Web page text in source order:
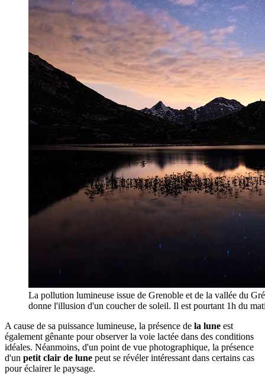
La pollution lumineuse issue de Grenoble et de la vallée du
donne l'illusion d'un coucher de soleil. Il est pourtant 1h du
A cause de sa puissance lumineuse, la présence de la lune est
également gênante pour observer la voie lactée dans des conditions
idéales. Néanmoins, d'un point de vue photographique, la présence
d'un petit clair de lune peut se révéler intéressant dans certains cas
pour éclairer le paysage.